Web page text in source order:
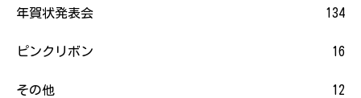
年賀状発表会 134
ピンクリボン 16
その他 12